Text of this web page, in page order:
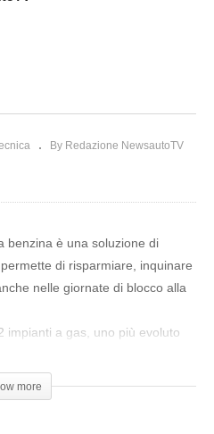
By Redazione NewsautoTV
benzina è una soluzione di
di risparmiare, inquinare
nelle giornate di blocco alla
impianti a gas, uno più evoluto
more